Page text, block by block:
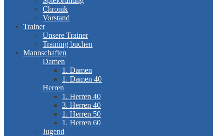
Chronik
Vorstand
Trainer
Unsere Trainer
Training buchen
Mannschaften
Damen
1. Damen
1. Damen 40
Herren
1. Herren 40
3. Herren 40
1. Herren 50
1. Herren 60
Jugend